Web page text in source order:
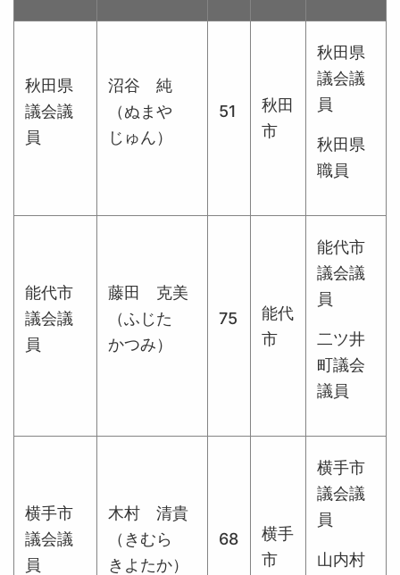
秋田県
議会議
員
沼谷 純
（ぬまや
じゅん）
51
秋田
市
秋田県
議会議
員
秋田県
職員
能代市
議会議
員
藤田 克美
（ふじた
かつみ）
75
能代
市
能代市
議会議
員
二ツ井
町議会
議員
横手市
議会議
員
木村 清貴
（きむら
きよたか）
68
横手
市
横手市
議会議
員
山内村